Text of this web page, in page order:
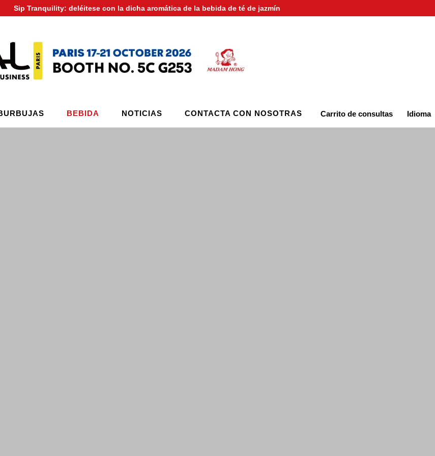
Sip Tranquility: deléitese con la dicha aromática de la bebida de té de jazmín
BEBIDA NOTICIAS CONTACTA CON NOSOTRAS Carrito de consultas Idioma